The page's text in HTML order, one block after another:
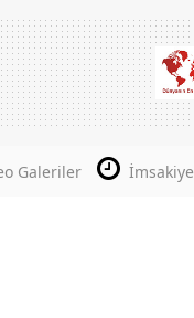
Galeriler İmsakiye